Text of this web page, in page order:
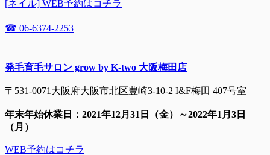
[ネイル] WEB予約はコチラ
☎ 06-6374-2253
発毛育毛サロン grow by K-two 大阪梅田店
〒531-0071大阪府大阪市北区豊崎3-10-2 I&F梅田 407号室
年末年始休業日：2021年12月31日（金）～2022年1月3日
（月）
WEB予約はコチラ